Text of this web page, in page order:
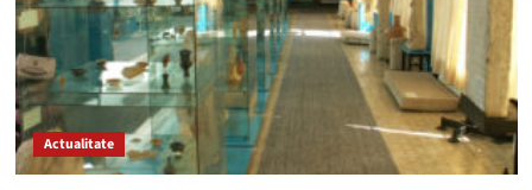
Actualitate